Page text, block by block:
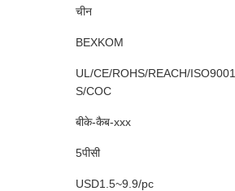
चीन
BEXKOM
UL/CE/ROHS/REACH/
S/COC
बीके-कैब-xxx
5पीसी
USD1.5~9.9/pc